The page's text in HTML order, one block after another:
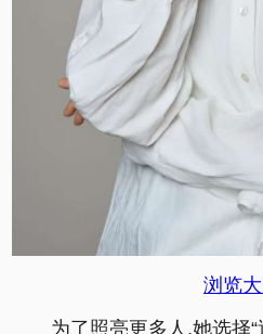
浏览大
为了照亮更多人,她选择“